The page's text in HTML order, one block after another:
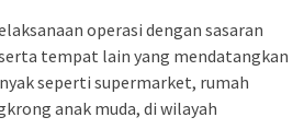
operasi dengan sasaran
tempat lain yang mendatangkan
seperti supermarket, rumah
anak muda, di wilayah